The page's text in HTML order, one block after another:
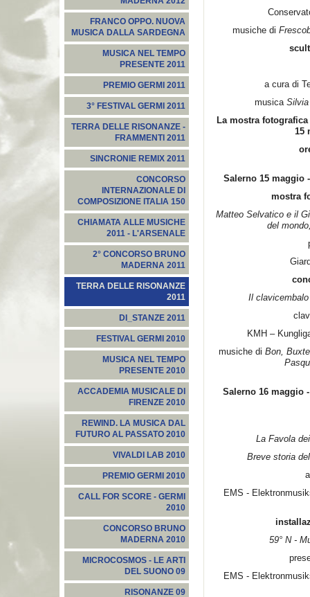
FRANCO OPPO. NUOVA
MUSICA DALLA SARDEGNA
MUSICA NEL TEMPO
PRESENTE 2011
PREMIO GERMI 2011
3° FESTIVAL GERMI 2011
TERRA DELLE RISONANZE -
FRAMMENTI 2011
SINCRONIE REMIX 2011
CONCORSO
INTERNAZIONALE DI
COMPOSIZIONE ITALIA 150
CHIAMATA ALLE MUSICHE
2011 - L'ARSENALE
2° CONCORSO BRUNO
MADERNA 2011
TERRA DELLE RISONANZE
2011
DI_STANZE 2011
FESTIVAL GERMI 2010
MUSICA NEL TEMPO
PRESENTE 2010
ACCADEMIA MUSICALE DI
FIRENZE 2010
REWIND. LA MUSICA DAL
FUTURO AL PASSATO 2010
VIVALDI LAB 2010
PREMIO GERMI 2010
CALL FOR SCORE - GERMI
2010
CONCORSO BRUNO
MADERNA 2010
MICROCOSMOS - LE ARTI
DEL SUONO 09
RISONANZE 09
musiche di
a cura di
musica Silvia
La mostra
15
Salerno15 maggio
mostra
Matteo Selvatico e il
del
Il
KMH –
musiche di Bon,
Salerno 16 maggio -
La Favola
Breve storia
EMS -
59° N -
EMS -